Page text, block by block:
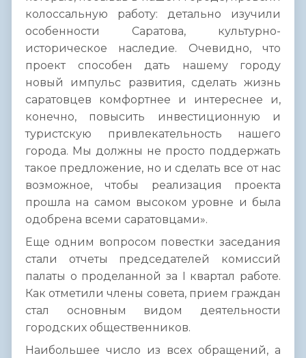
колоссальную работу: детально изучили
особенности Саратова, культурно-
историческое наследие. Очевидно, что
проект способен дать нашему городу
новый импульс развития, сделать жизнь
саратовцев комфортнее и интереснее и,
конечно, повысить инвестиционную и
туристскую привлекательность нашего
города. Мы должны не просто поддержать
такое предложение, но и сделать все от нас
возможное, чтобы реализация проекта
прошла на самом высоком уровне и была
одобрена всеми саратовцами».
Еще одним вопросом повестки заседания
стали отчеты председателей комиссий
палаты о проделанной за I квартал работе.
Как отметили члены совета, прием граждан
стал основным видом деятельности
городских общественников.
Наибольшее число из всех обращений, а